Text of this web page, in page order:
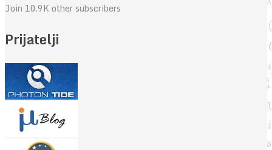
Join 10.9K other subscribers
Prijatelji